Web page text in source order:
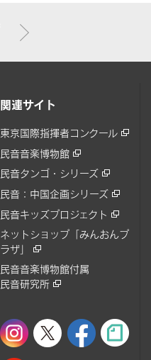
関連サイト
東京国際指揮者コンクール
民音音楽博物館
民音タンゴ・シリーズ
民音：中国企画シリーズ
民音キッズプロジェクト
ネットショップ「みんおんプ
ラザ」
民音音楽博物館付属
民音研究所